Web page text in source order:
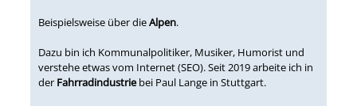
Beispielsweise über dieAlpen.
Dazu bin ich Kommunalpolitiker, Musiker, Humorist und
verstehe etwas vom Internet (SEO). Seit 2019 arbeite ich in
der Fahrradindustriebei Paul Lange in Stuttgart.